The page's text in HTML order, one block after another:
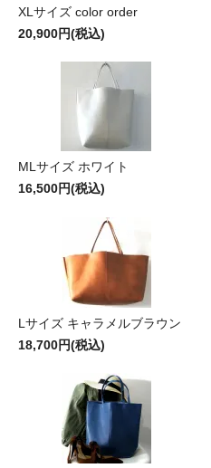
XLサイズ color order
20,900円(税込)
MLサイズ ホワイト
16,500円(税込)
Lサイズ キャラメルブラウン
18,700円(税込)